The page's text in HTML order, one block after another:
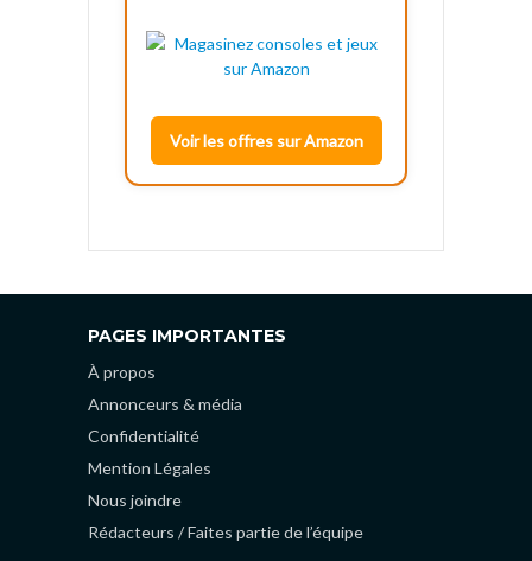
Voir les offres sur Amazon
PAGES IMPORTANTES
À propos
Annonceurs & média
Confidentialité
Mention Légales
Nous joindre
Rédacteurs / Faites partie de l’équipe